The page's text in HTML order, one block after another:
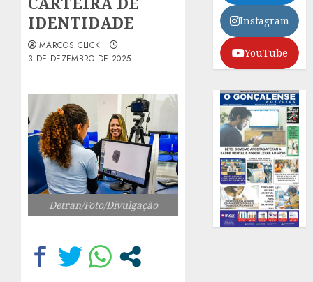
IDENTIDADE
MARCOS CLICK
3 DE DEZEMBRO DE 2025
Detran/Foto/Divulgação
Instagram
YouTube